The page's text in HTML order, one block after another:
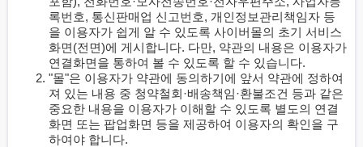
록번호, 통신판매업 신고번호, 개인정보관리책임자 등
을 이용자가 쉽게 알 수 있도록 사이버몰의 초기 서비스
화면(전면)에 게시합니다. 다만, 약관의 내용은 이용자가
연결화면을 통하여 볼 수 있도록 할 수 있습니다.
"몰"은 이용자가 약관에 동의하기에 앞서 약관에 정하여
져 있는 내용 중 청약철회·배송책임·환불조건 등과 같은
중요한 내용을 이용자가 이해할 수 있도록 별도의 연결
화면 또는 팝업화면 등을 제공하여 이용자의 확인을 구
하여야 합니다.